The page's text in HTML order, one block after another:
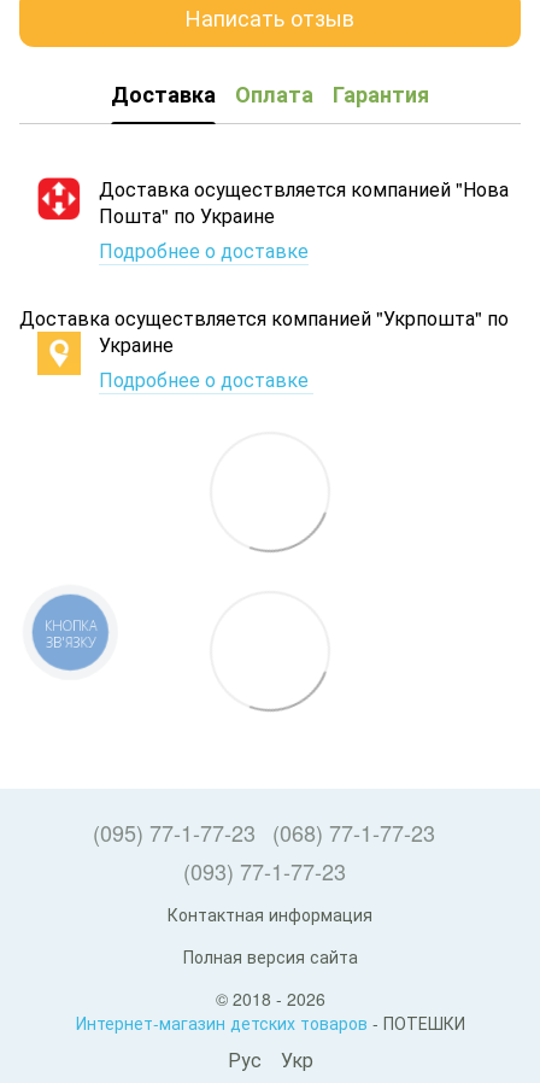
Написать отзыв
Доставка Оплата Гарантия
Доставка осуществляется компанией "Нова
Пошта" по Украине
Подробнее о доставке
Доставка осуществляется компанией "Укрпошта" по
Украине
Подробнее о доставке
(095) 77-1-77-23
(068) 77-1-77-23
(093) 77-1-77-23
Контактная информация
Полная версия сайта
© 2018 - 2026
Интернет-магазин детских товаров - ПОТЕШКИ
Рус Укр
КНОПКА
ЗВ'ЯЗКУ